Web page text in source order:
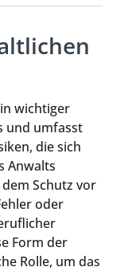
wichtiger
und umfasst
die sich
Anwalts
Schutz vor
oder
Form der
Rolle, um das